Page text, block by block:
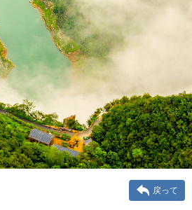
한국어
日本語
戻って